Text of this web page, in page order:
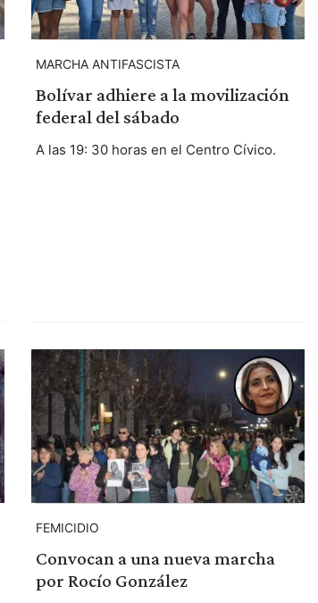
MARCHA ANTIFASCISTA
Bolívar adhiere a la movilización
federal del sábado
A las 19: 30 horas en el Centro Cívico.
FEMICIDIO
Convocan a una nueva marcha
por Rocío González